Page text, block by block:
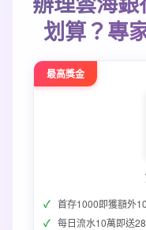
划算？專
最高獎金
首存1000即獲額外
每日流水10萬即送